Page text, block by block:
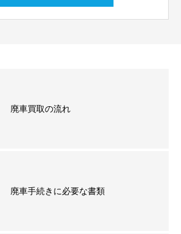
廃車買取の流れ
廃車手続きに必要な書類